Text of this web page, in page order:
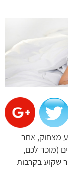
מצחוק, אחר
(מוכר לכם,
שקוע בקרבות